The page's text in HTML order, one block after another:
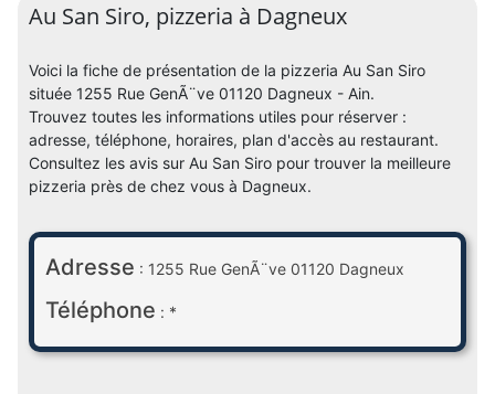
Au San Siro, pizzeria à Dagneux
Voici la fiche de présentation de la pizzeria Au San Siro
située 1255 Rue GenÃ¨ve 01120 Dagneux - Ain.
Trouvez toutes les informations utiles pour réserver :
adresse, téléphone, horaires, plan d'accès au restaurant.
Consultez les avis sur Au San Siro pour trouver la meilleure
pizzeria près de chez vous à Dagneux.
Adresse : 1255 Rue GenÃ¨ve 01120 Dagneux
Téléphone : *